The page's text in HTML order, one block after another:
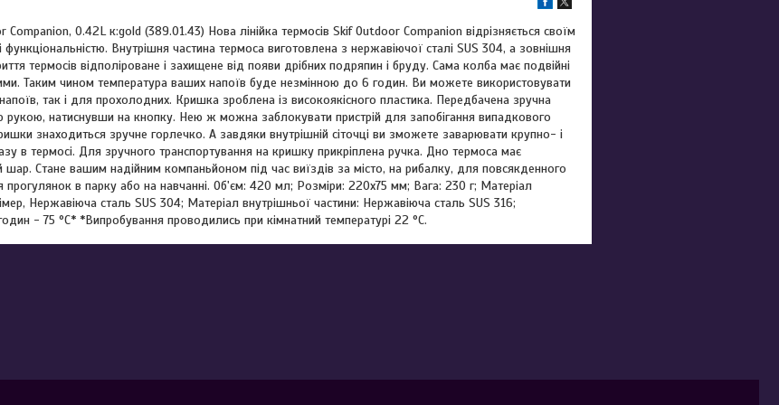
0.42L к:gold (389.01.43) Нова лінійка термосів Skif Outdoor Companion відрізняється своїм
Внутрішня частина термоса виготовлена з нержавіючої сталі SUS 304, а зовнішня
термосів відполіроване і захищене від появи дрібних подряпин і бруду. Сама колба має подвійні
Таким чином температура ваших напоїв буде незмінною до 6 годин. Ви можете використовувати
так і для прохолодних. Кришка зроблена із високоякісного пластика. Передбачена зручна
рукою, натиснувши на кнопку. Нею ж можна заблокувати пристрій для запобігання випадкового
знаходиться зручне горлечко. А завдяки внутрішній сіточці ви зможете заварювати крупно- і
в термосі. Для зручного транспортування на кришку прикріплена ручка. Дно термоса має
шар. Стане вашим надійним компаньйоном під час виїздів за місто, на рибалку, для повсякденного
прогулянок в парку або на навчанні. Об'єм: 420 мл; Розміри: 220х75 мм; Вага: 230 г; Матеріал
Нержавіюча сталь SUS 304; Матеріал внутрішньої частини: Нержавіюча сталь SUS 316;
- 75 °С* *Випробування проводились при кімнатний температурі 22 °С.